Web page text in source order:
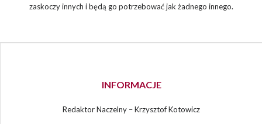
zaskoczy innych i będą go potrzebować jak żadnego innego.
INFORMACJE
Redaktor Naczelny – Krzysztof Kotowicz